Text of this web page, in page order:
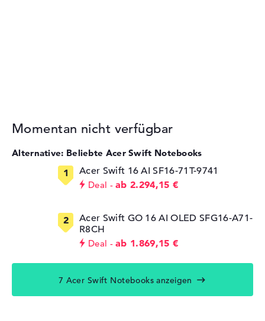
Momentan nicht verfügbar
Alternative: Beliebte Acer Swift Notebooks
Acer Swift 16 AI SF16-71T-9741
Deal ab 2.294,15 €
Acer Swift GO 16 AI OLED SFG16-A71-
R8CH
Deal ab 1.869,15 €
7 Acer Swift Notebooks anzeigen